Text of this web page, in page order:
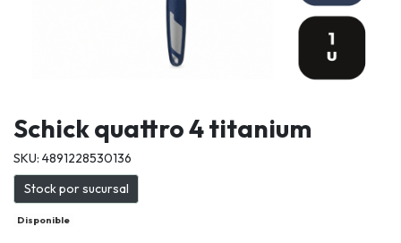
Schick quattro 4 titanium
SKU: 4891228530136
Stock por sucursal
Disponible